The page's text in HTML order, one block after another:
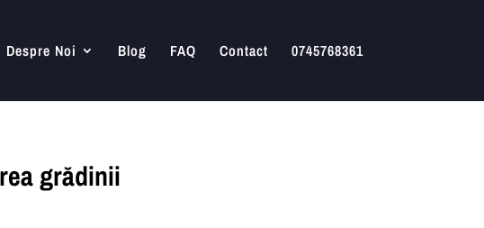
Despre Noi Blog FAQ Contact 0745768361
grădinii